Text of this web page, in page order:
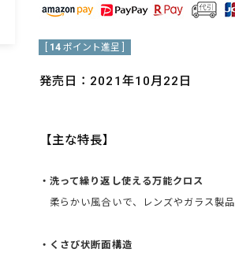
14 ポイント進呈 ]
発売日：2021年10月22日
【主な特長】
・洗って繰り返し使える万能クロス
柔らかい風合いで、レンズやガラス製
・くさび状断面構造